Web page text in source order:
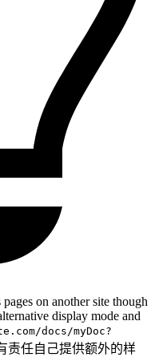
on another site though
display mode and
docs/myDoc?
责任自己提供额外的样